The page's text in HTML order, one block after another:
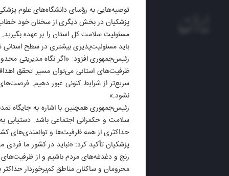
توصیه‌هایی به رؤسای دانشگاه‌های علوم
پزشکیان در بخش دیگری از سخنان خود خطاب
مسئولیت سلامت کل استان را بر عهده
باید مسئولیت‌پذیری بیشتری در سطح استانی
رئیس‌جمهوری افزود: «اگر نگاه مدیریتی
ظرفیت‌های استانی می‌توان مسیر تحقق
سریع‌تر از شرایط کنونی عبور دهیم.
نشود.»
رئیس‌جمهوری همچنین با اشاره به جایگاه
سلامت و حکمرانی اجتماعی باشد. دستیابی
حداکثری از همه ظرفیت‌ها و توانمندی‌های
پزشکیان تأکید کرد: «نباید در کشور ما
رنج و دغدغه‌های مردم باشیم و از ظرفیت‌های
محرومان و ساکنان مناطق کم‌برخوردار حداکثر
الوفاق